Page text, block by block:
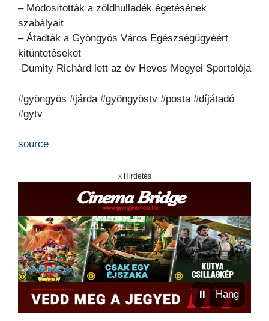
– Módosították a zöldhulladék égetésének
szabályait
– Átadták a Gyöngyös Város Egészségügyéért
kitüntetéseket
-Dumity Richárd lett az év Heves Megyei Sportolója
#gyöngyös #járda #gyöngyöstv #posta #díjátadó
#gytv
source
x Hirdetés
⏸ Hang